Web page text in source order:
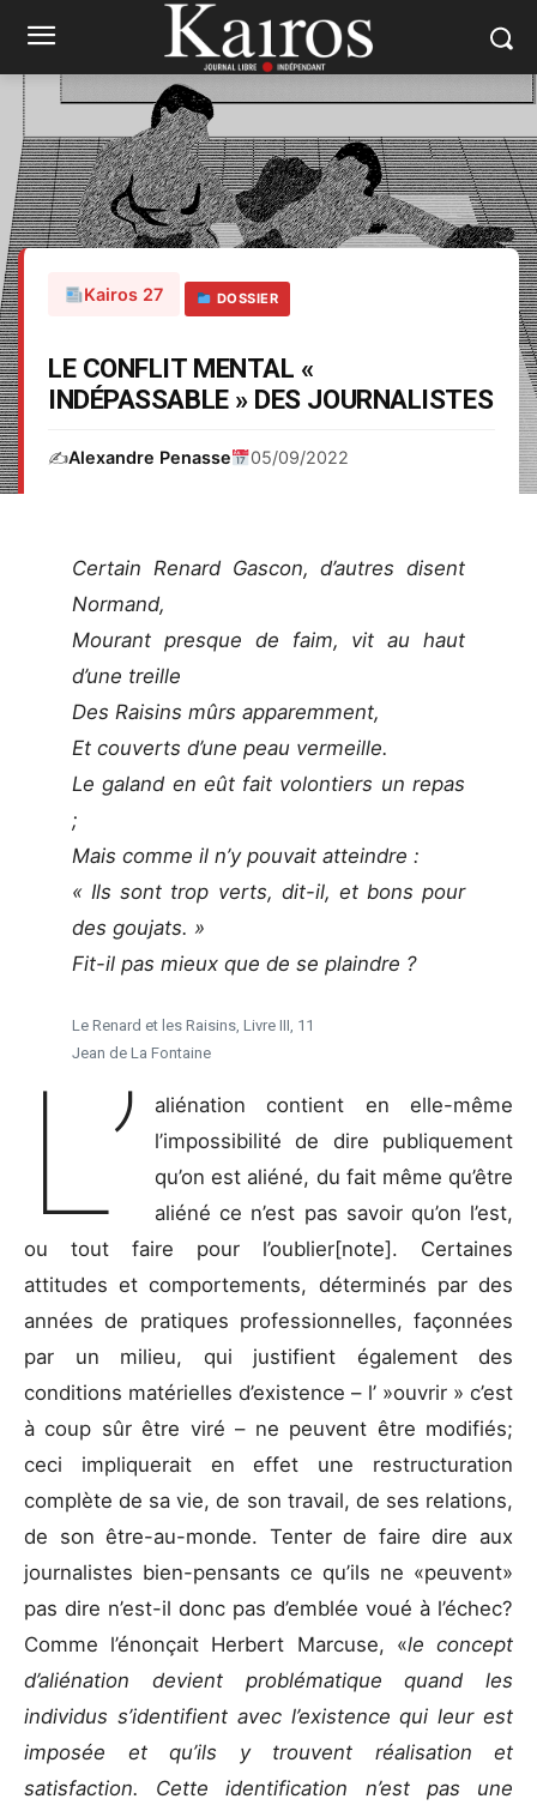
Kairos 27 DOSSIER
LE CONFLIT MENTAL «
INDÉPASSABLE » DES JOURNALISTES
✍️Alexandre Penasse 05/09/2022
Certain Renard Gascon, d’autres disent
Normand,
Mourant presque de faim, vit au haut
d’une treille
Des Raisins mûrs apparemment,
Et couverts d’une peau vermeille.
Le galand en eût fait volontiers un repas
;
Mais comme il n’y pouvait atteindre :
« Ils sont trop verts, dit-il, et bons pour
des goujats. »
Fit-il pas mieux que de se plaindre ?
Le Renard et les Raisins, Livre III, 11
Jean de La Fontaine
L’
aliénation contient en elle-même
l’impossibilité de dire publiquement
qu’on est aliéné, du fait même qu’être
aliéné ce n’est pas savoir qu’on l’est,
ou tout faire pour l’oublier[note]. Certaines
attitudes et comportements, déterminés par des
années de pratiques professionnelles, façonnées
par un milieu, qui justifient également des
conditions matérielles d’existence – l’ »ouvrir » c’est
à coup sûr être viré – ne peuvent être modifiés;
ceci impliquerait en effet une restructuration
complète de sa vie, de son travail, de ses relations,
de son être-au-monde. Tenter de faire dire aux
journalistes bien-pensants ce qu’ils ne «peuvent»
pas dire n’est-il donc pas d’emblée voué à l’échec?
Comme l’énonçait Herbert Marcuse, «le concept
d’aliénation devient problématique quand les
individus s’identifient avec l’existence qui leur est
imposée et qu’ils y trouvent réalisation et
satisfaction. Cette identification n’est pas une